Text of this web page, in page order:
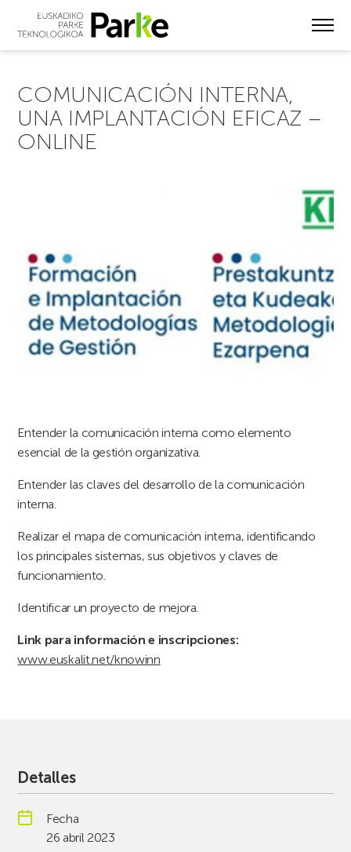
COMUNICACIÓN INTERNA,
UNA IMPLANTACIÓN EFICAZ –
ONLINE
Entender la comunicación interna como elemento
esencial de la gestión organizativa.
Entender las claves del desarrollo de la comunicación
interna.
Realizar el mapa de comunicación interna, identificando
los principales sistemas, sus objetivos y claves de
funcionamiento.
Identificar un proyecto de mejora.
Link para información e inscripciones:
www.euskalit.net/knowinn
Detalles
Fecha
26 abril 2023